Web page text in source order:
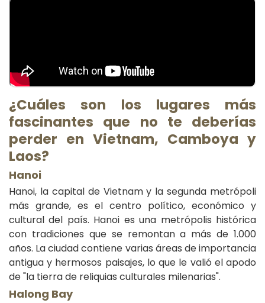
¿Cuáles son los lugares más
fascinantes que no te deberías
perder en Vietnam, Camboya y
Laos?
Hanoi
Hanoi, la capital de Vietnam y la segunda metrópoli
más grande, es el centro político, económico y
cultural del país. Hanoi es una metrópolis histórica
con tradiciones que se remontan a más de 1.000
años. La ciudad contiene varias áreas de importancia
antigua y hermosos paisajes, lo que le valió el apodo
de "la tierra de reliquias culturales milenarias".
Halong Bay